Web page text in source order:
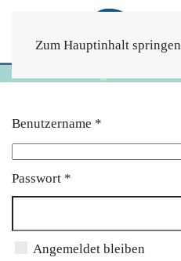
Zum Hauptinhalt springen
Benutzername *
Passwort *
Angemeldet bleiben